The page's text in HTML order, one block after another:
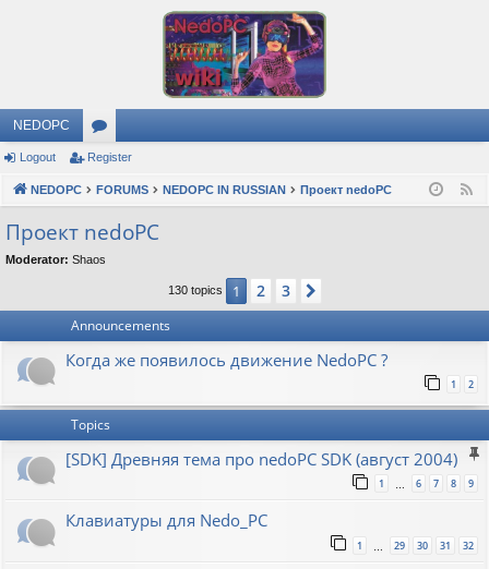
NEDOPC
or
u
s
Logout Register
NEDOPC FORUMS NEDOPC IN RUSSIAN Проект nedoPC
Проект nedoPC
Moderator: Shaos
130 topics 1 2 3
Announcements
Когда же появилось движение NedoPC ?
1 2
Topics
[SDK] Древняя тема про nedoPC SDK (август 2004)
1 … 6 7 8 9
Клавиатуры для Nedo_PC
1 29 30 31 32